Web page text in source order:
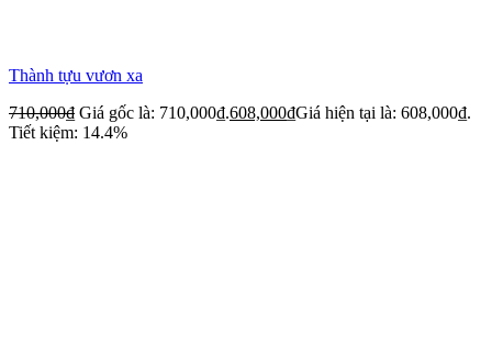
Thành tựu vươn xa
710,000₫ Giá gốc là: 710,000₫.608,000₫Giá hiện tại là: 608,000₫.
Tiết kiệm: 14.4%